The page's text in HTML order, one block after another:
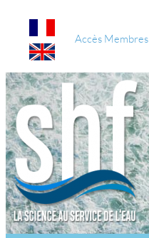
Accès Membres